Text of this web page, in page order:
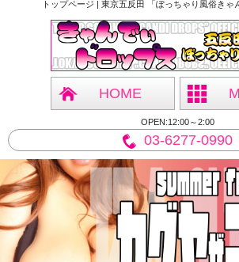
トップページ | 東京五反田 「ぽっちゃり風俗きゃ
HOME
OPEN:12:00～2:00
03-6277-0990